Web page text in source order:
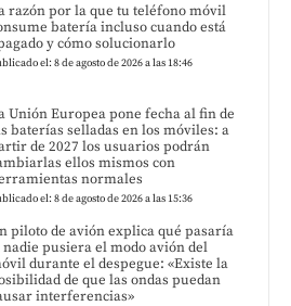
razón por la que tu teléfono móvil
batería incluso cuando está
y cómo solucionarlo
el: 8 de agosto de 2026 a las 18:46
Unión Europea pone fecha al fin de
baterías selladas en los móviles: a
de 2027 los usuarios podrán
ellos mismos con
normales
el: 8 de agosto de 2026 a las 15:36
piloto de avión explica qué pasaría
nadie pusiera el modo avión del
durante el despegue: «Existe la
de que las ondas puedan
interferencias»